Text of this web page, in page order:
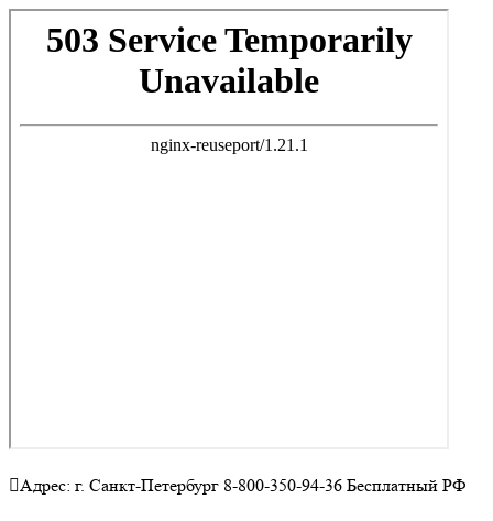
Адрес: г. Санкт-Петербург 8-800-350-94-36 Бесплатный РФ